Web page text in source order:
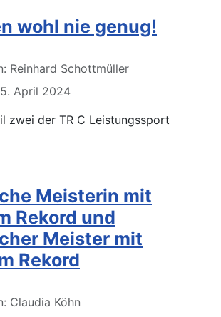
wohl nie genug!
Reinhard Schottmüller
April 2024
zwei der TR C Leistungssport
Meisterin mit
Rekord und
Meister mit
Rekord
Claudia Köhn